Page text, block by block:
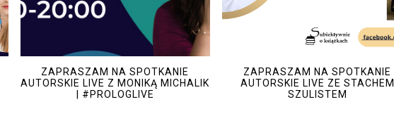
ZAPRASZAM NA SPOTKANIE
AUTORSKIE LIVE Z MONIKĄ MICHALIK
| #PROLOGLIVE
ZAPRASZAM NA SPOTKANIE
AUTORSKIE LIVE ZE STACHEM
SZULISTEM